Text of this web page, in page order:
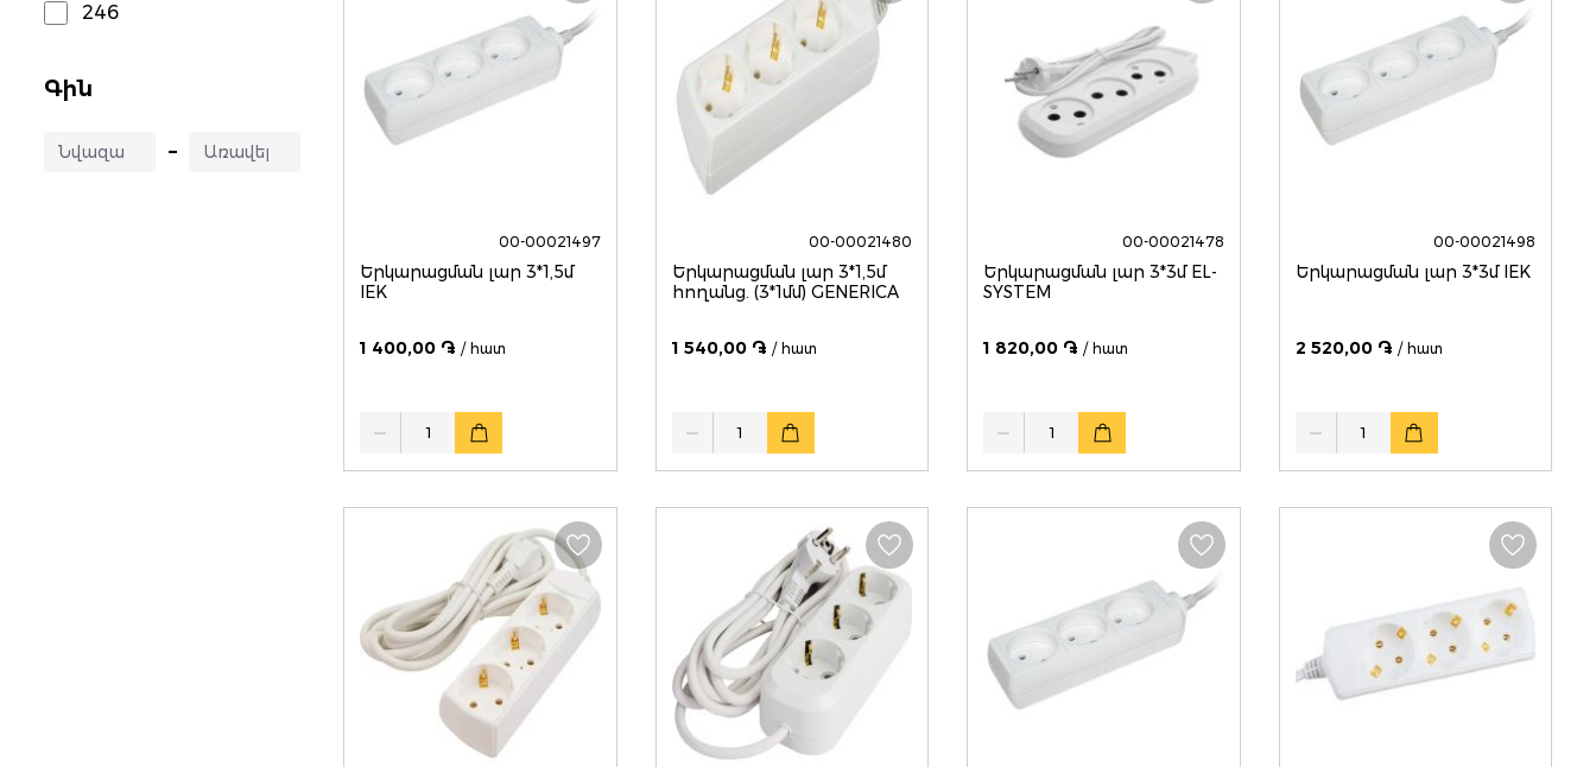
246
Գին
–
00-00021497
Երկարացման լար 3*1,5մ
IEK
1 400,00 ֏ / հատ
00-00021480
Երկարացման լար 3*1,5մ
հողանց. (3*1մմ) GENERICA
1 540,00 ֏ / հատ
00-00021478
Երկարացման լար 3*3մ EL-
SYSTEM
1 820,00 ֏ / հատ
00-00021498
Երկարացման լար 3*3մ IEK
2 520,00 ֏ / հատ